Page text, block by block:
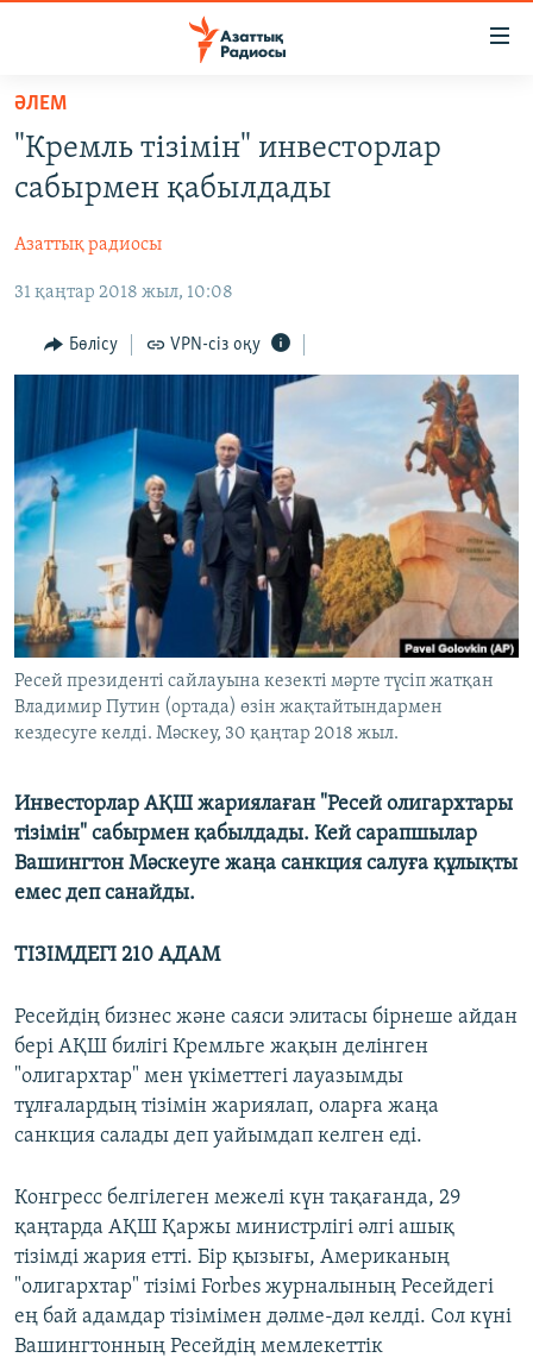
Skip
main
content
to
Navigation
ЖАҢАЛЫҚТАР
САЯСАТ
AZATTYQTV
ҚАҢТАР ОҚИҒАСЫ
АДАМ ҚҰҚЫҚТАРЫ
ӘЛЕУМЕТ
АРНАЙЫ ЖОБАЛАР
Русский
ЖАЗЫЛЫҢЫЗ
Басқа тілдерде
ӘЛЕМ
"Кремль тізімін" инвесторлар
сабырмен қабылдады
Азаттық радиосы
31 қаңтар 2018 жыл, 10:08
Бөлісу VPN-сіз оқу
Ресей президенті сайлауына кезекті мәрте түсіп жатқан
Владимир Путин (ортада) өзін жақтайтындармен
кездесуге келді. Мәскеу, 30 қаңтар 2018 жыл.
Инвесторлар АҚШ жариялаған "Ресей олигархтары
тізімін" сабырмен қабылдады. Кей сарапшылар
Вашингтон Мәскеуге жаңа санкция салуға құлықты
емес деп санайды.
ТІЗІМДЕГІ 210 АДАМ
Ресейдің бизнес және саяси элитасы бірнеше айдан
бері АҚШ билігі Кремльге жақын делінген
"олигархтар" мен үкіметтегі лауазымды
тұлғалардың тізімін жариялап, оларға жаңа
санкция салады деп уайымдап келген еді.
Конгресс белгілеген межелі күн тақағанда, 29
қаңтарда АҚШ Қаржы министрлігі әлгі ашық
тізімді жария етті. Бір қызығы, Американың
"олигархтар" тізімі Forbes журналының Ресейдегі
ең бай адамдар тізімімен дәлме-дәл келді. Сол күні
Вашингтонның Ресейдің мемлекеттік